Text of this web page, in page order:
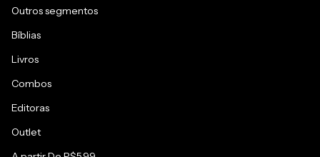
Outros segmentos
Bíblias
Livros
Combos
Editoras
Outlet